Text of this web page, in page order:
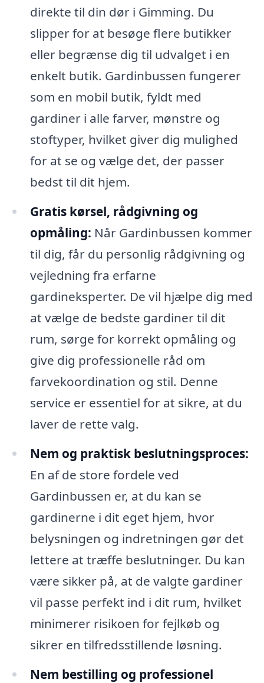
direkte til din dør i Gimming. Du
slipper for at besøge flere butikker
eller begrænse dig til udvalget i en
enkelt butik. Gardinbussen fungerer
som en mobil butik, fyldt med
gardiner i alle farver, mønstre og
stoftyper, hvilket giver dig mulighed
for at se og vælge det, der passer
bedst til dit hjem.
Gratis kørsel, rådgivning og
opmåling: Når Gardinbussen kommer
til dig, får du personlig rådgivning og
vejledning fra erfarne
gardineksperter. De vil hjælpe dig med
at vælge de bedste gardiner til dit
rum, sørge for korrekt opmåling og
give dig professionelle råd om
farvekoordination og stil. Denne
service er essentiel for at sikre, at du
laver de rette valg.
Nem og praktisk beslutningsproces:
En af de store fordele ved
Gardinbussen er, at du kan se
gardinerne i dit eget hjem, hvor
belysningen og indretningen gør det
lettere at træffe beslutninger. Du kan
være sikker på, at de valgte gardiner
vil passe perfekt ind i dit rum, hvilket
minimerer risikoen for fejlkøb og
sikrer en tilfredsstillende løsning.
Nem bestilling og professionel